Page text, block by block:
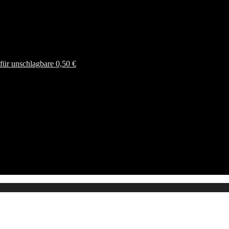
unschlagbare 0,50 €